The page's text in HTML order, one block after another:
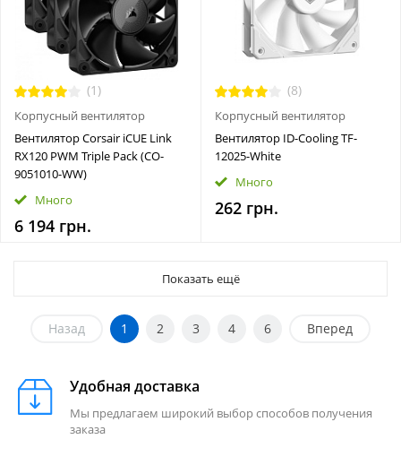
(1)
Корпусный вентилятор
Вентилятор Corsair iCUE Link
RX120 PWM Triple Pack (CO-
9051010-WW)
Много
6 194 грн.
(8)
Корпусный вентилятор
Вентилятор ID-Cooling TF-
12025-White
Много
262 грн.
Показать ещё
Назад 1 2 3 4 6 Вперед
Удобная доставка
Мы предлагаем широкий выбор способов получения
заказа